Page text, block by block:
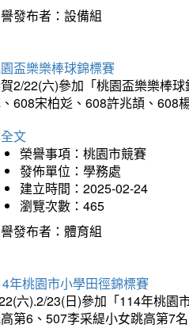
發布者：設備組
盃樂樂棒球錦標賽
2/22(六)參加「桃園盃樂樂棒
608宋柏彣、608許兆頡、608
文
榮譽事項：桃園市競賽
發佈單位：學務處
建立時間：2025-02-24
瀏覽次數：465
發布者：體育組
年桃園市小學田徑錦標賽
六).2/23(日)參加「114年桃園
第6、507李采緹小女跳高第7